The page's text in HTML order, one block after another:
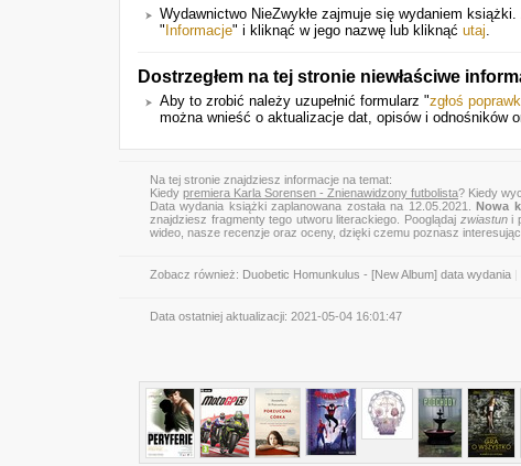
Wydawnictwo NieZwykłe zajmuje się wydaniem
" Informacje" i kliknąć w jego nazwę lub kliknąć utaj.
Dostrzegłem na tej stronie niewłaściwe
Aby to zrobić należy uzupełnić formularz "zgłoś
można wnieść o aktualizacje dat, opisów i odnośników
Na tej stronie znajdziesz informacje na temat:
Kiedy premiera Karla Sorensen - Znienawidzony futbolista? Kiedy
Data wydania książki zaplanowana została na 12.05.2021.Nowa
znajdziesz fragmenty tego utworu literackiego. Pooglądaj zwiastuni
wideo, nasze recenzje oraz oceny, dzięki czemu poznasz
Zobacz również: Duobetic Homunkulus - [New Album] data wydania
Data ostatniej aktualizacji: 2021-05-04 16:01:47